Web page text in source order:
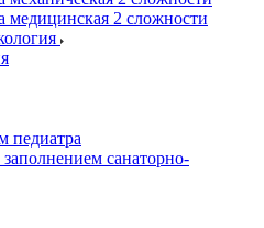
медицинская 2 сложности
педиатра
санаторно-